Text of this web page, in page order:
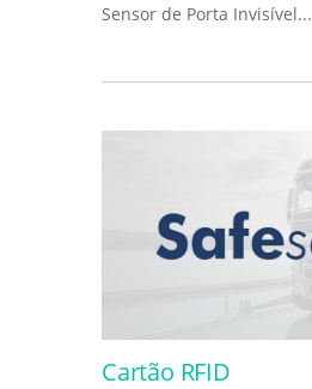
Sensor de Porta Invisível...
Cartão RFID